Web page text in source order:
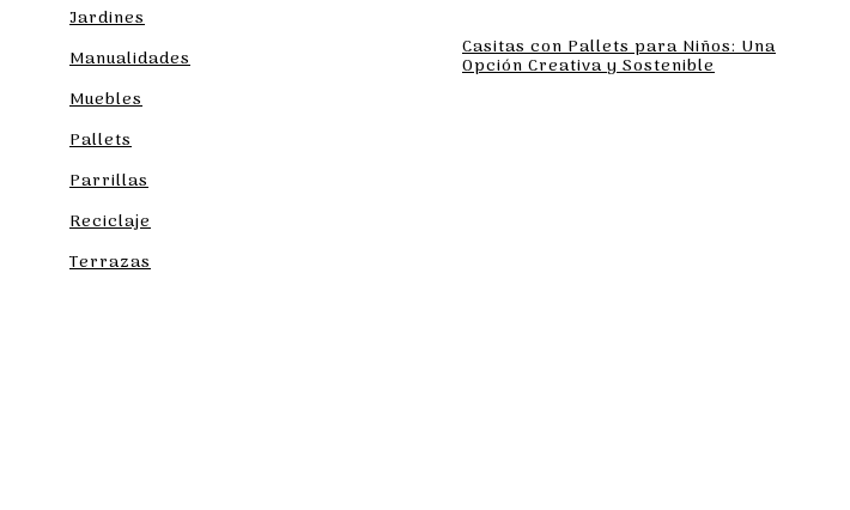
Jardines
Manualidades
Muebles
Pallets
Parrillas
Reciclaje
Terrazas
Casitas con Pallets para Niños: Una
Opción Creativa y Sostenible